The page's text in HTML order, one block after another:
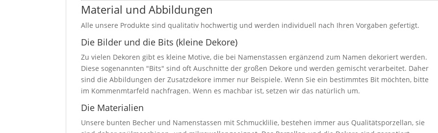
Material und Abbildungen
Alle unsere Produkte sind qualitativ hochwertig und werden individuell nach Ihren Vorgaben gefertigt.
Die Bilder und die Bits (kleine Dekore)
Zu vielen Dekoren gibt es kleine Motive, die bei Namenstassen ergänzend zum Namen dekoriert werden.
Diese sogenannten "Bits" sind oft Auschnitte der großen Dekore und werden gemischt verarbeitet. Daher
sind die Abbildungen der Zusatzdekore immer nur Beispiele. Wenn Sie ein bestimmtes Bit möchten, bitte
im Kommenmtarfeld nachfragen. Wenn es machbar ist, setzen wir das natürlich um.
Die Materialien
Unsere bunten Becher und Namenstassen mit Schmucklilie, bestehen immer aus Qualitätsporzellan, sie